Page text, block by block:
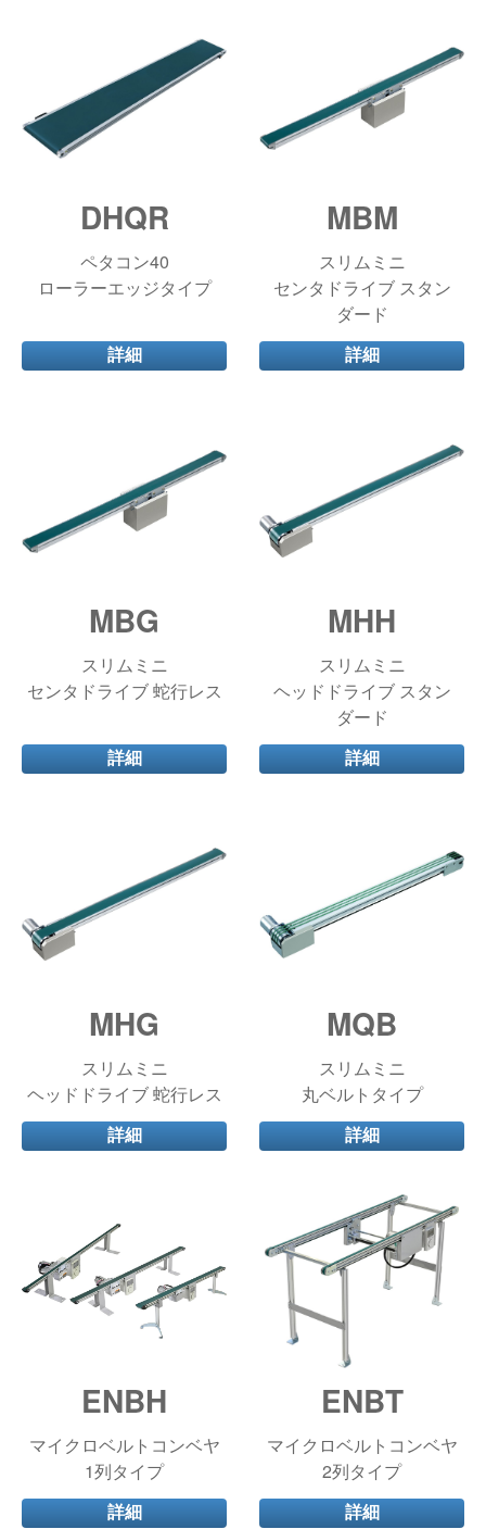
DHQR
ペタコン40
ローラーエッジタイプ
詳細
MBM
スリムミニ
センタドライブ スタン
ダード
詳細
MBG
スリムミニ
センタドライブ 蛇行レス
詳細
MHH
スリムミニ
ヘッドドライブ スタン
ダード
詳細
MHG
スリムミニ
ヘッドドライブ 蛇行レス
詳細
MQB
スリムミニ
丸ベルトタイプ
詳細
ENBH
マイクロベルトコンベヤ
1列タイプ
詳細
ENBT
マイクロベルトコンベヤ
2列タイプ
詳細